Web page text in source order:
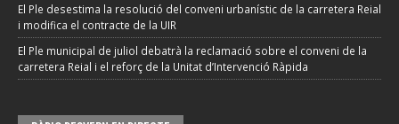
El Ple desestima la resolució del conveni urbanístic de la carretera Reial
i modifica el contracte de la UIR
El Ple municipal de juliol debatrà la reclamació sobre el conveni de la
carretera Reial i el reforç de la Unitat d’Intervenció Ràpida